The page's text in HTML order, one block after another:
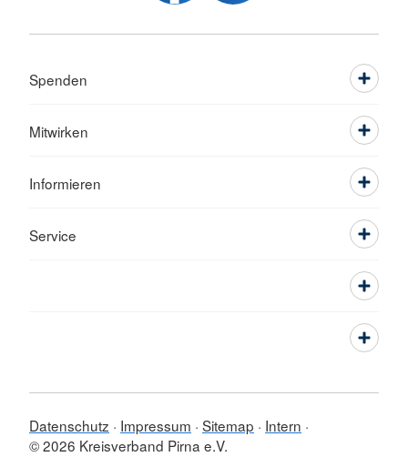
Spenden
Mitwirken
Informieren
Service
Datenschutz Impressum Sitemap
Intern
© 2026 Kreisverband Pirna e.V.